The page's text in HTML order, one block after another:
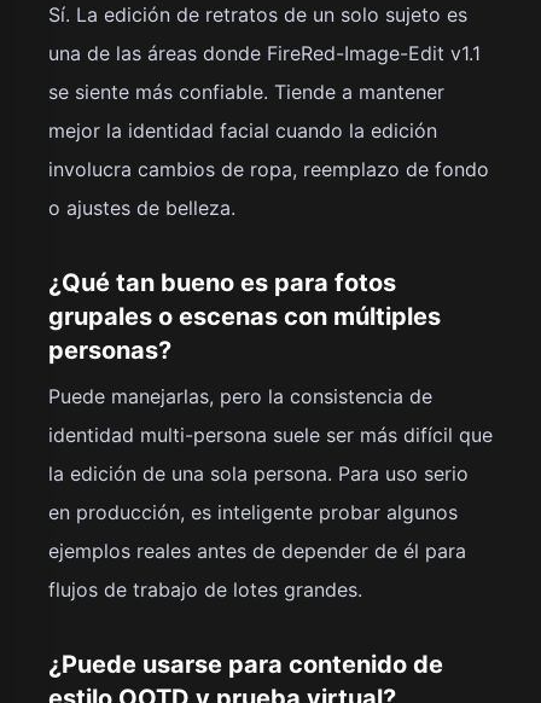
Sí. La edición de retratos de un solo sujeto es
una de las áreas donde FireRed-Image-Edit v1.1
se siente más confiable. Tiende a mantener
mejor la identidad facial cuando la edición
involucra cambios de ropa, reemplazo de fondo
o ajustes de belleza.
¿Qué tan bueno es para fotos
grupales o escenas con múltiples
personas?
Puede manejarlas, pero la consistencia de
identidad multi-persona suele ser más difícil que
la edición de una sola persona. Para uso serio
en producción, es inteligente probar algunos
ejemplos reales antes de depender de él para
flujos de trabajo de lotes grandes.
¿Puede usarse para contenido de